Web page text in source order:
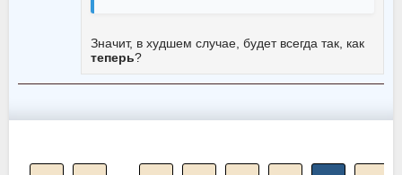
Значит, в худшем случае, будет всегда так, как
теперь?